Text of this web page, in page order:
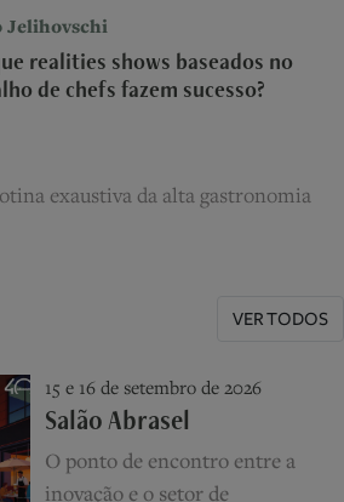
Jelihovschi
realities shows baseados no
de chefs fazem sucesso?
exaustiva da alta gastronomia
VER TODOS
15 e 16 de setembro de 2026
Salão Abrasel
O ponto de encontro entre a
inovação e o setor de